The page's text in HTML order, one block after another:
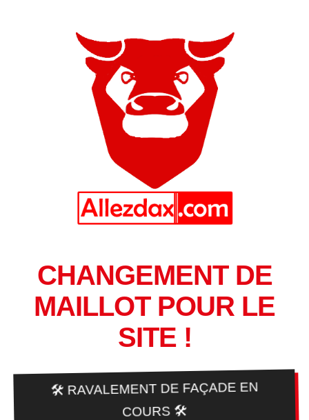
CHANGEMENT DE
MAILLOT POUR LE
SITE !
🛠️ RAVALEMENT DE FAÇADE EN
COURS 🛠️